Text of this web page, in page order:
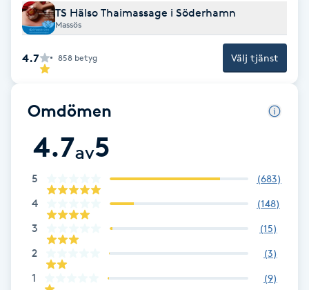
Face framing
Faceliftmassage
Fet hårbotten
Fettreducering
Fibromassage
Fillers
Fotmassage
TS Hälso Thaimassage i Söderhamn
Massös
4.7 858 betyg Välj tjänst
Omdömen
4.7av5
5 (683)
4 (148)
3 (15)
2 (3)
1 (9)